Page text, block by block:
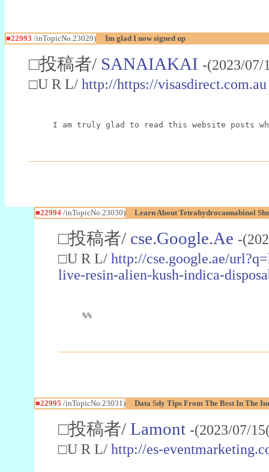
■22993 /inTopicNo.23029) Im glad I now signed up
□投稿者/ SANAIAKAI -(2023/
□U R L/ http://https://visasdirect.com.au
I am truly glad to read this website posts
■22994/inTopicNo.23030) Learn About Tetrahydrocannabinol
□投稿者/ cse.Google.Ae -
□U R L/ http://cse.google.ae/
live-resin-alien-kush-indica-
%%
■22995 /inTopicNo.23031) Data Sdy Tips From The Best In The
□投稿者/ Lamont -(2023/07/
□U R L/ http://es-